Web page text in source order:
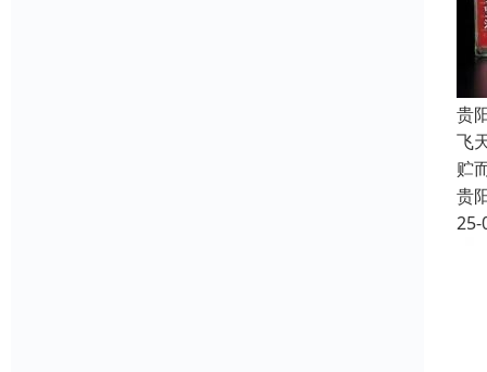
贵
飞
贮
贵
25-